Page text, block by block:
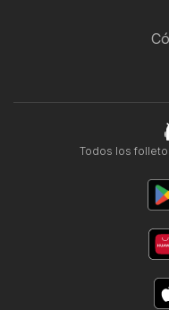
Todos los